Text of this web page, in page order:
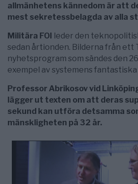
allmänhetens kännedom är att
mest sekretessbelagda av alla
Militära FOI leder den
sedan årtionden. Bilderna från ett
nyhetsprogram som sändes den
exempel av systemens
Professor Abrikosov vid
lägger ut texten om att deras
sekund kan utföra detsamma
mänskligheten på 32 år.